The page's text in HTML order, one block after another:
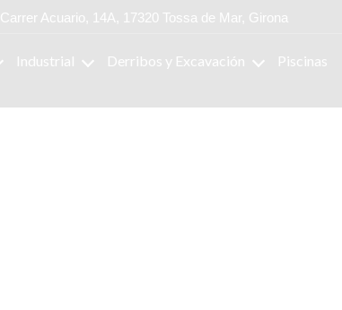
Carrer Acuario, 14A, 17320 Tossa de Mar, Girona
Industrial Derribos y Excavación Piscinas